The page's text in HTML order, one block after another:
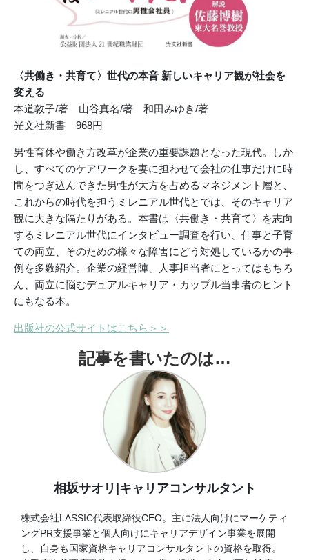
〈共働き・共育て〉世代の本音 新しいキャリア観が社会を
変える
本道敦子/著 山谷真名/著 和田みゆき/著
光文社新書 968円
男性育休や働き方改革が企業の重要課題となった現代。しか
し、すべてのケアワークを妻に担わせて会社の仕事だけに時
間をつぎ込んできた男性が大方を占めるマネジメント層と、
これからの時代を担うミレニアル世代とでは、そのキャリア
観に大きな隔たりがある。本書は〈共働き・共育て〉を志向
するミレニアル世代にインタビュー調査を行い、仕事と子育
ての両立、そのための様々な障害にどう対処しているかの事
例を多数紹介。企業の経営陣、人事担当者にとってはもちろ
ん、両立に悩むデュアルキャリア・カップル当事者のヒント
にもなる本。
出版社の公式サイトはこちら＞＞
記事を書いたのは…
相坂サオリ|キャリアコンサルタント
株式会社LASSIC代表取締役CEO。主に法人向けにマーケティ
ングPR支援事業と個人向けにキャリアデザイン事業を展開
し、自身も国家資格キャリアコンサルタントの資格を取得。